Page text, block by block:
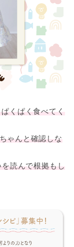
くぱく食べてく
ゃんと確認しな
読んで根拠もし